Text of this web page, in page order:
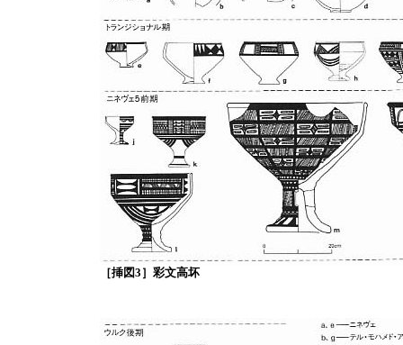
［挿図3］彩文高坏